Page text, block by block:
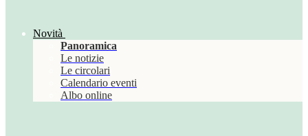
Novità
Panoramica
Le notizie
Le circolari
Calendario eventi
Albo online